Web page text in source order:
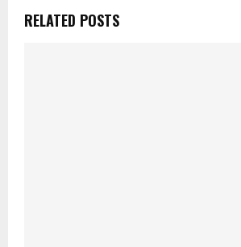
RELATED POSTS